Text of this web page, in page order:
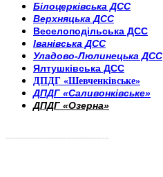
Білоцерківська ДСС
Верхняцька ДСС
Веселоподільська ДСС
Іванівська ДСС
Уладово-Люлинецька ДСС
Ялтушківська ДСС
ДПДГ «Шевченківське»
ДПДГ «Саливонківське»
ДПДГ «Озерна»